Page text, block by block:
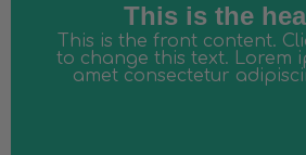
This is the
This is the front content.
to change this text. Lorem
amet consectetur
This is the